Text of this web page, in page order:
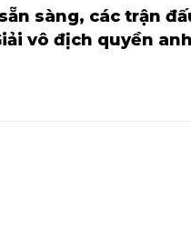
sàng, các trận
vô địch quyền anh